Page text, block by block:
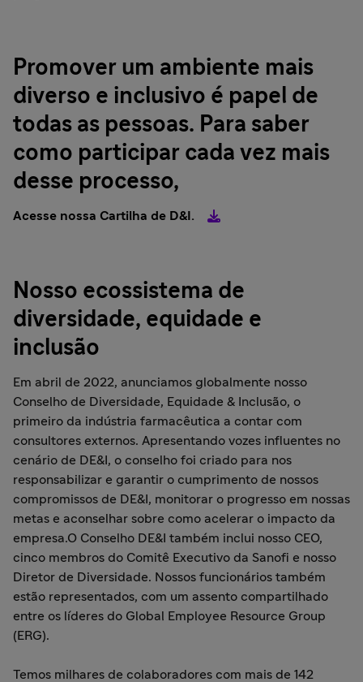
Promover um ambiente mais
diverso e inclusivo é papel de
todas as pessoas. Para saber
como participar cada vez mais
desse processo,
Acesse nossa Cartilha de D&I.
Nosso ecossistema de
diversidade, equidade e
inclusão
Em abril de 2022, anunciamos globalmente nosso
Conselho de Diversidade, Equidade & Inclusão, o
primeiro da indústria farmacêutica a contar com
consultores externos. Apresentando vozes influentes no
cenário de DE&I, o conselho foi criado para nos
responsabilizar e garantir o cumprimento de nossos
compromissos de DE&I, monitorar o progresso em nossas
metas e aconselhar sobre como acelerar o impacto da
empresa.O Conselho DE&I também inclui nosso CEO,
cinco membros do Comitê Executivo da Sanofi e nosso
Diretor de Diversidade. Nossos funcionários também
estão representados, com um assento compartilhado
entre os líderes do Global Employee Resource Group
(ERG).
Temos milhares de colaboradores com mais de 142